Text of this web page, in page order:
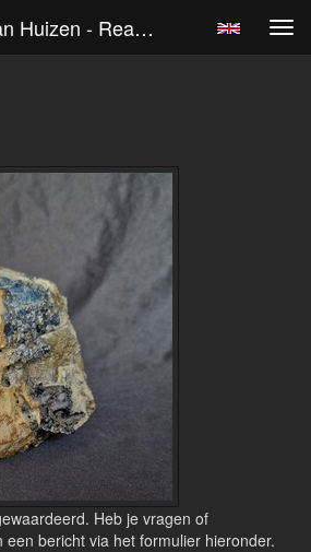
Marga Niederer Van Huizen - Reageer
Heb je vragen of
bericht via het formulier hieronder.